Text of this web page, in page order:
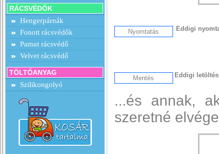
RÁCSVÉDŐK
Hengerpárnák
Fonott rácsvédők
Pamut rácsvédő
Velvet rácsvédő
TÖLTŐANYAG
Szilikongolyó
Eddigi
Eddigi
...és annak,
szeretné